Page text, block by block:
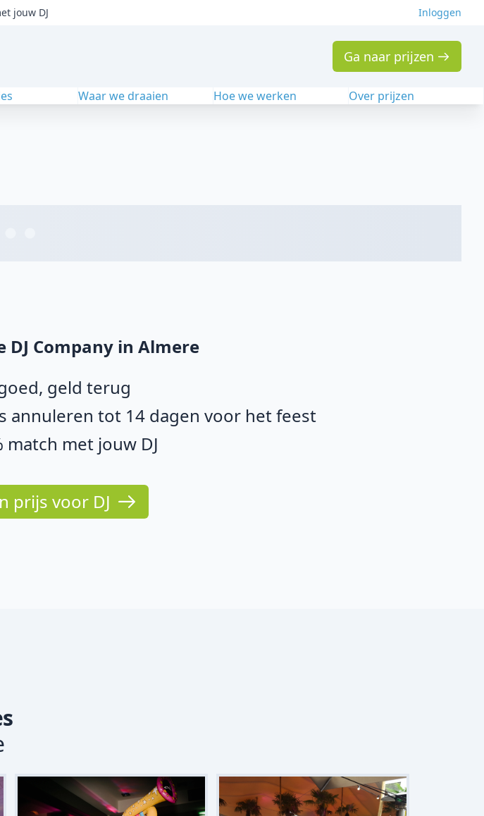
jouw DJ Inloggen
Ga naar prijzen
Waar we draaien Hoe we werken Over prijzen
DJ Company in Almere
geld terug
annuleren tot 14 dagen voor het feest
match met jouw DJ
prijs voor DJ